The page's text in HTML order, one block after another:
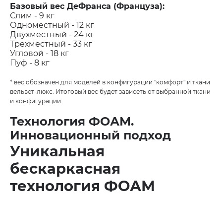
Базовый вес ДеФранса (Француза):
Слим - 9 кг
Одноместный - 12 кг
Двухместный - 24 кг
Трехместный - 33 кг
Угловой - 18 кг
Пуф - 8 кг
* вес обозначен для моделей в конфигурации "комфорт" и ткани
вельвет-люкс. Итоговый вес будет зависеть от выбранной ткани
и конфигурации.
Технология ФОАМ.
Инновационный подход
Уникальная
бескаркасная
технология ФОАМ